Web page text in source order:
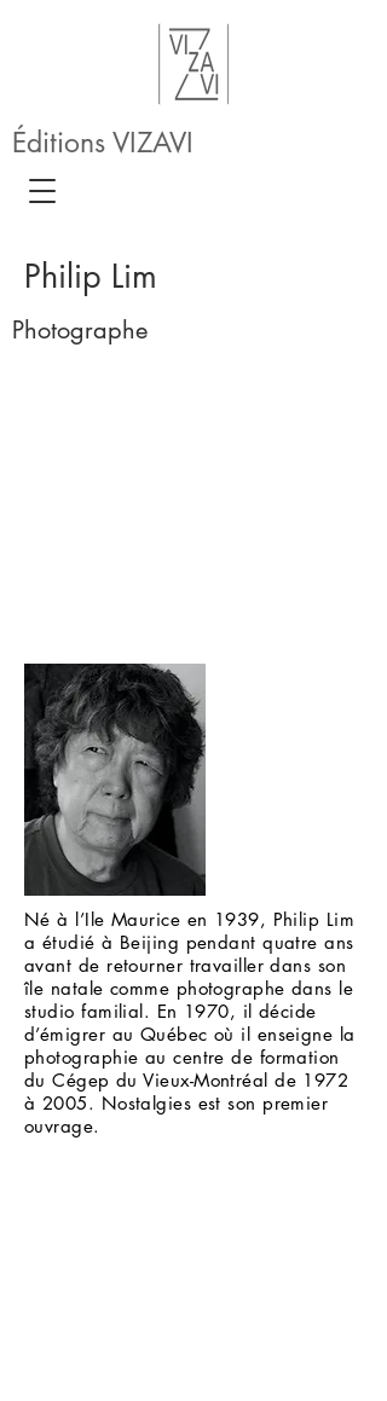
Éditions VIZAVI
Philip Lim
Photographe
Né à l’Ile Maurice en 1939, Philip Lim
a étudié à Beijing pendant quatre ans
avant de retourner travailler dans son
île natale comme photographe dans le
studio familial. En 1970, il décide
d’émigrer au Québec où il enseigne la
photographie au centre de formation
du Cégep du Vieux-Montréal de 1972
à 2005. Nostalgies est son premier
ouvrage.